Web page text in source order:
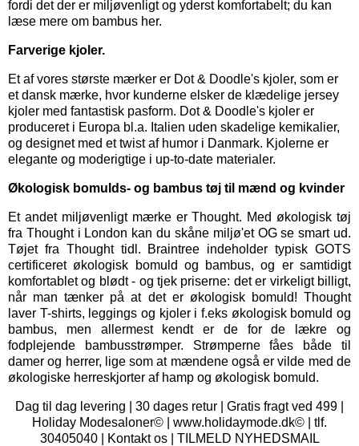
fordi det der er miljøvenligt og yderst komfortabelt; du kan
læse mere om bambus her.
Farverige kjoler.
Et af vores største mærker er Dot & Doodle's kjoler, som er
et dansk mærke, hvor kunderne elsker de klædelige jersey
kjoler med fantastisk pasform. Dot & Doodle's kjoler er
produceret i Europa bl.a. Italien uden skadelige kemikalier,
og designet med et twist af humor i Danmark. Kjolerne er
elegante og moderigtige i up-to-date materialer.
Økologisk bomulds- og bambus tøj til mænd og kvinder
Et andet miljøvenligt mærke erThought. Med økologisk tøj
fra Thought i London kan du skåne miljø'et OG se smart ud.
Tøjet fra Thought tidl. Braintree indeholder typisk GOTS
certificeret økologisk bomuld og bambus, og er samtidigt
komfortablet og blødt - og tjek priserne: det er virkeligt billigt,
når man tænker på at det er økologisk bomuld! Thought
laver T-shirts, leggings og kjoler i f.eks økologisk bomuld og
bambus, men allermest kendt er de for de lækre og
fodplejende bambusstrømper. Strømperne fåes både til
damer og herrer, lige som at mændene også er vilde med de
økologiske herreskjorter af hamp og økologisk bomuld.
Dag til dag levering | 30 dages retur | Gratis fragt ved 499 |
Holiday Modesaloner© | www.holidaymode.dk© | tlf.
30405040 |
Kontakt os| TILMELD NYHEDSMAIL